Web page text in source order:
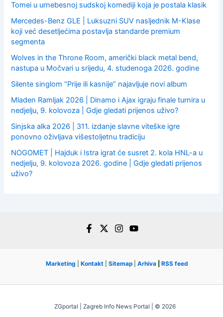
Tomei u urnebesnoj sudskoj komediji koja je postala klasik
Mercedes-Benz GLE | Luksuzni SUV nasljednik M-Klase
koji već desetljećima postavlja standarde premium
segmenta
Wolves in the Throne Room, američki black metal bend,
nastupa u Močvari u srijedu, 4. studenoga 2026. godine
Silente singlom “Prije ili kasnije” najavljuje novi album
Mladen Ramljak 2026 | Dinamo i Ajax igraju finale turnira u
nedjelju, 9. kolovoza | Gdje gledati prijenos uživo?
Sinjska alka 2026 | 311. izdanje slavne viteške igre
ponovno oživljava višestoljetnu tradiciju
NOGOMET | Hajduk i Istra igrat će susret 2. kola HNL-a u
nedjelju, 9. kolovoza 2026. godine | Gdje gledati prijenos
uživo?
Marketing Kontakt Sitemap Arhiva RSS feed
ZGportal | Zagreb Info News Portal | © 2026